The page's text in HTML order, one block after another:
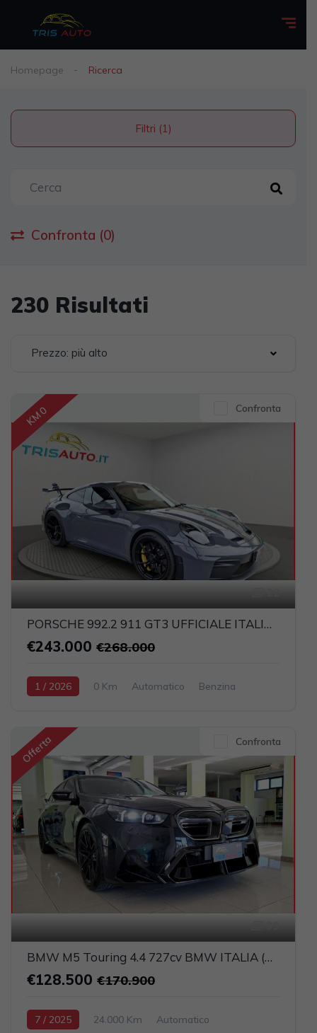
Homepage Ricerca
Filtri (1)
Confronta (0)
230 Risultati
Prezzo: più alto
KM 0 Confronta
PORSCHE 992.2 911 GT3 UFFICIALE ITALIA (CARBOCERAMICI+LIFT)
€243.000 €268.000
1 / 2026 0 Km Automatico
Benzina
Offerta Confronta
BMW M5 Touring 4.4 727cv BMW ITALIA (CARBOCERAMICI)
€128.500 €170.900
7 / 2025 24.000 Km
Automatico